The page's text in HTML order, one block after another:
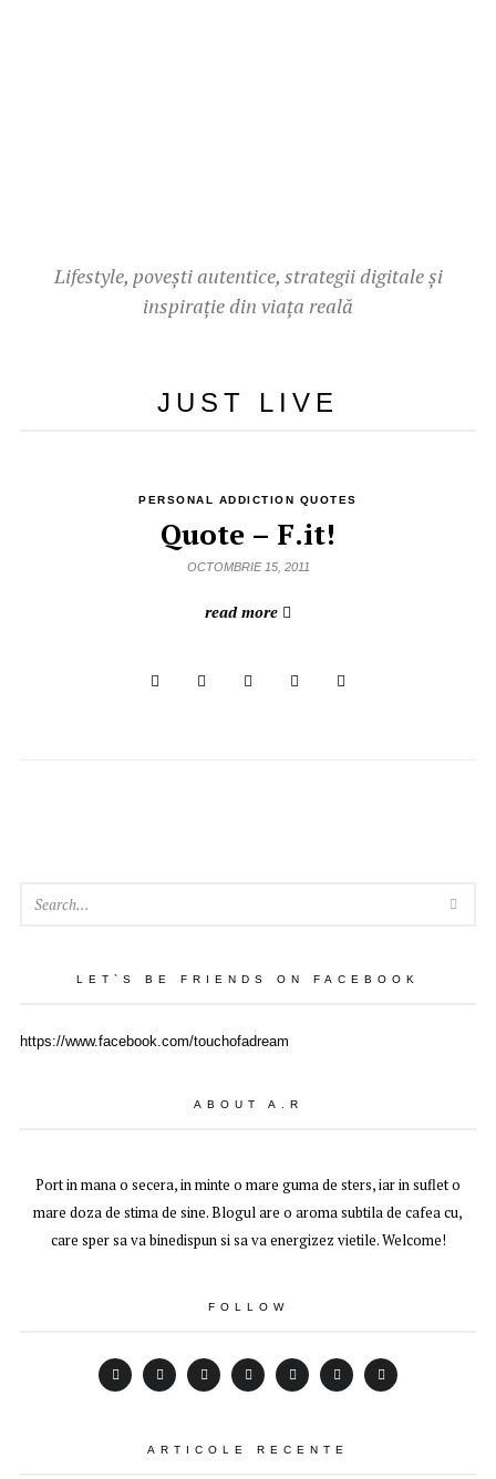
Lifestyle, povești autentice, strategii digitale și
inspirație din viața reală
JUST LIVE
PERSONAL ADDICTION QUOTES
Quote – F.it!
OCTOMBRIE 15, 2011
read more
LET`S BE FRIENDS ON FACEBOOK
https://www.facebook.com/touchofadream
ABOUT A.R
Port in mana o secera, in minte o mare guma de sters, iar in suflet o
mare doza de stima de sine. Blogul are o aroma subtila de cafea cu,
care sper sa va binedispun si sa va energizez vietile. Welcome!
FOLLOW
ARTICOLE RECENTE